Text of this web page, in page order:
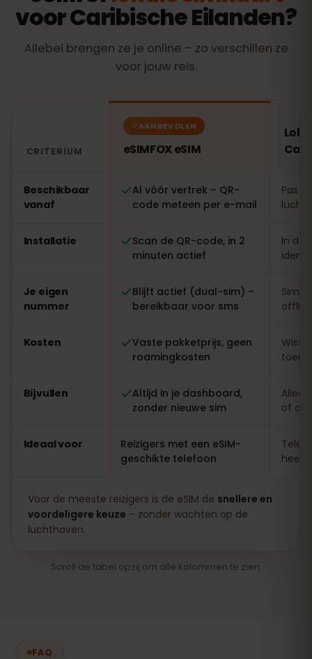
voor Caribische Eilanden?
Allebei brengen ze je online – zo verschillen ze
voor jouw reis.
CRITERIUM
AANBEVOLEN
eSIMFOX eSIM
Beschikbaar
vanaf
Al vóór vertrek – QR-
code meteen per e-mail
Pas
Installatie
Scan de QR-code, in 2
minuten actief
In de
Je eigen
nummer
Blijft actief (dual-sim) –
bereikbaar voor sms
offline
Kosten
Vaste pakketprijs, geen
roamingkosten
Bijvullen
Altijd in je dashboard,
zonder nieuwe sim
of
Ideaal voor
Reizigers met een eSIM-
geschikte telefoon
heel
Voor de meeste reizigers is de eSIM de snellere en
voordeligere keuze – zonder wachten op de
luchthaven.
Scroll de tabel opzij om alle kolommen te zien.
FAQ